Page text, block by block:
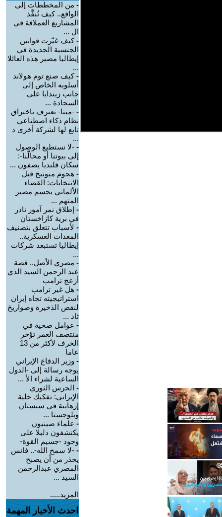
- من المخططات إلى
الواقع.. كيف تُنفَّذ
المشاريع العملاقة في
ال ...
-كيف غيّرت قوانين
الجنسية الجديدة في
إيطاليا مصير هذه العائلا
...
-كيف صنع توم هولاند
أسلوبه الخاص إلى
جانب زيندايا على
السجادة ...
- -ميتا- تعترف باختراق
نظام ذكاء اصطناعي
تابع لها لشركة أخرى د
...
- -لا نستطيع الوصول
إلى بيوتنا أو محالّنا-:
سكان قلنديا يصفون ...
- هجوم ميونيخ قبل
الانتخابات: القضاء
الألماني يحسم مصير
المتهم ...
- إطلاق نمر آمور نادر
في برية كازاخستان
- لأسباب تتعلق بتصنيف
المعدات العسكرية..
إيطاليا تستبعد شركات
...
- مصري الأصل.. قصة
عبد الرحمن السيد الذي
أزعج ترامب
- هل غير ترامب
استراتيجيته تجاه إيران
لنقص الذخيرة وصواريخ
ثاد ...
- عوامل صحية في
منتصف العمر تؤخر
الخرف لأكثر من 13
عاما
- وزير الدفاع الإيراني
يوجه رسالة إلى -الدول
الساعية لشراء الأ ...
- الحرس الثوري
الإيراني: تفكيك خلية
إرهابية في سيستان
وبلوجستا ...
- علماء صينيون
يكتشفون دليلا على
وجود -جسيم القوة-
- -لا سمح الله-.. فانس
يحذر من أن يصبح
المصري عبدالرحمن
السيد ...
المزيد.....
احدث الأخبار المهمة